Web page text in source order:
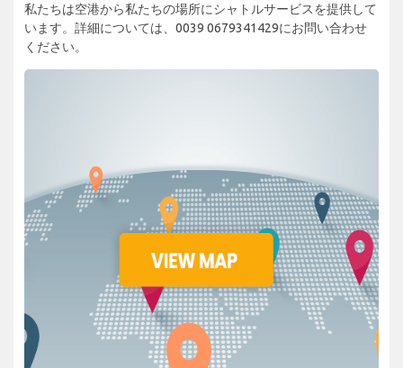
私たちは空港から私たちの場所にシャトルサービスを提供して
います。詳細については、0039 0679341429にお問い合わせ
ください。